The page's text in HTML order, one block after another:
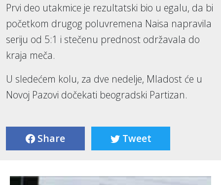
Prvi deo utakmice je rezultatski bio u egalu, da bi
početkom drugog poluvremena Naisa napravila
seriju od 5:1 i stečenu prednost održavala do
kraja meča.
U sledećem kolu, za dve nedelje, Mladost će u
Novoj Pazovi dočekati beogradski Partizan.
Share Tweet